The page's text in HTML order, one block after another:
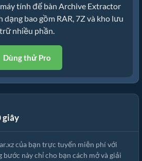
tính để bàn Archive Extractor
bao gồm RAR, 7Z và kho lưu
trữ nhiều phần.
Dùng thử Pro
giây
tuyến với ezyZip (miễn phí, không cần
của bạn trực tuyến miễn phí với
này chỉ cho bạn cách mở và giải